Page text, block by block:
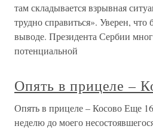
там складывается взрывная
трудно справиться». Уверен,
выводе. Президента Сербии
потенциальной
Опять в прицеле –
Опять в прицеле – Косово Еще 16
неделю до моего